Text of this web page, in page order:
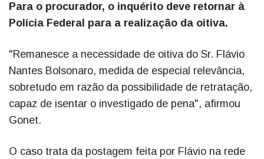
Para o procurador, o inquérito deve retornar à
Polícia Federal para a realização da oitiva.
"Remanesce a necessidade de oitiva do Sr. Flávio
Nantes Bolsonaro, medida de especial relevância,
sobretudo em razão da possibilidade de retratação,
capaz de isentar o investigado de pena", afirmou
Gonet.
O caso trata da postagem feita por Flávio na rede